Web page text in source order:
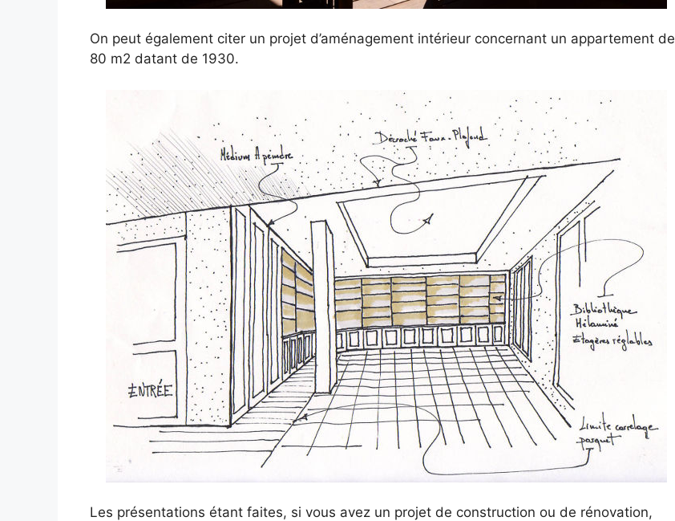
On peut également citer un projet d’aménagement intérieur concernant un appartement de
80 m2 datant de 1930.
Les présentations étant faites, si vous avez un projet de construction ou de rénovation,